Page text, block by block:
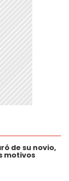
de su novio,
motivos